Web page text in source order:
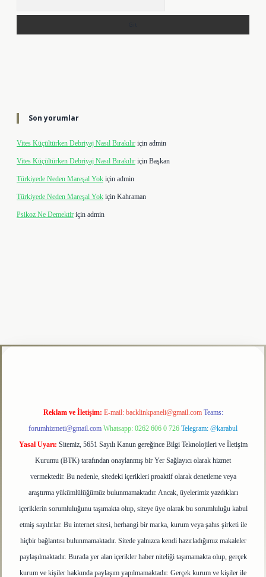
Son yorumlar
Vites Küçültürken Debriyaj Nasıl Bırakılır için admin
Vites Küçültürken Debriyaj Nasıl Bırakılır için Başkan
Türkiyede Neden Mareşal Yok için admin
Türkiyede Neden Mareşal Yok için Kahraman
Psikoz Ne Demektir için admin
Reklam ve İletişim: E-mail: backlinkpaneli@gmail.com Teams:
forumhizmeti@gmail.com Whatsapp: 0262 606 0 726 Telegram: @karabul
Yasal Uyarı: Sitemiz, 5651 Sayılı Kanun gereğince Bilgi Teknolojileri ve İletişim
Kurumu (BTK) tarafından onaylanmış bir Yer Sağlayıcı olarak hizmet
vermektedir. Bu nedenle, sitedeki içerikleri proaktif olarak denetleme veya
araştırma yükümlülüğümüz bulunmamaktadır. Ancak, üyelerimiz yazdıkları
içeriklerin sorumluluğunu taşımakta olup, siteye üye olarak bu sorumluluğu kabul
etmiş sayılırlar. Bu internet sitesi, herhangi bir marka, kurum veya şahıs şirketi ile
hiçbir bağlantısı bulunmamaktadır. Sitede yalnızca kendi hazırladığımız makaleler
paylaşılmaktadır. Burada yer alan içerikler haber niteliği taşımamakta olup, gerçek
kurum ve kişiler hakkında paylaşım yapılmamaktadır. Gerçek kurum ve kişiler ile